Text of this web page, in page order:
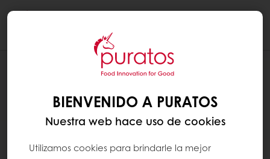
BIENVENIDO A PURATOS
Nuestra web hace uso de cookies
Utilizamos cookies para brindarle la mejor